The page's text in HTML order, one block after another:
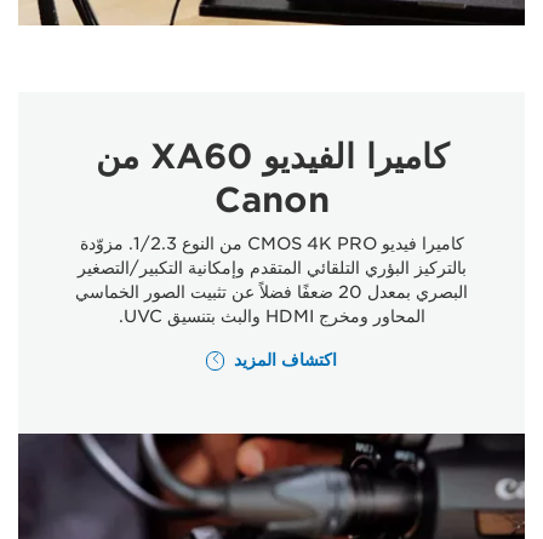
كاميرا الفيديو XA60 من
Canon
كاميرا فيديو CMOS 4K PRO من النوع 1/2.3. مزوّدة
بالتركيز البؤري التلقائي المتقدم وإمكانية التكبير/التصغير
البصري بمعدل 20 ضعفًا فضلاً عن تثبيت الصور الخماسي
المحاور ومخرج HDMI والبث بتنسيق UVC.
اكتشاف المزيد